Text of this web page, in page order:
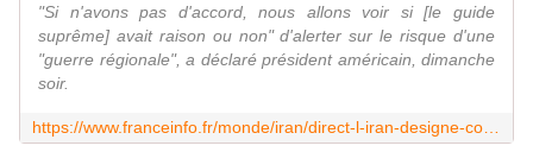
"Si n'avons pas d'accord, nous allons voir si [le guide
suprême] avait raison ou non" d'alerter sur le risque d'une
"guerre régionale", a déclaré président américain, dimanche
soir.